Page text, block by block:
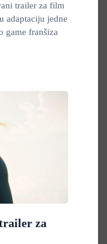
trailer za film
adaptaciju jedne
game franšiza
za